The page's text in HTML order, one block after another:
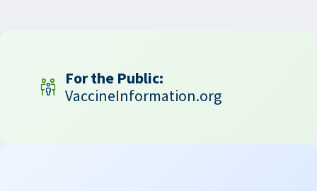
For the Public:
VaccineInformation.org